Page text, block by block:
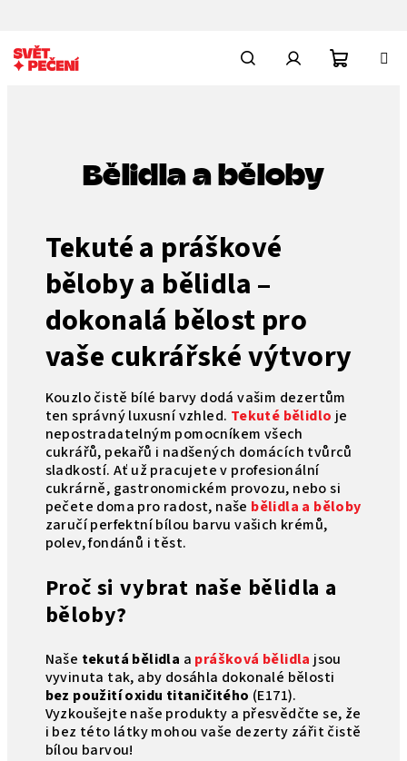
na
obsah
Bělidla a běloby
Tekuté a práškové
běloby a bělidla –
dokonalá bělost pro
vaše cukrářské výtvory
Kouzlo čistě bílé barvy dodá vašim dezertům
ten správný luxusní vzhled. Tekuté bělidlo je
nepostradatelným pomocníkem všech
cukrářů, pekařů i nadšených domácích tvůrců
sladkostí. Ať už pracujete v profesionální
cukrárně, gastronomickém provozu, nebo si
pečete doma pro radost, naše bělidla a běloby
zaručí perfektní bílou barvu vašich krémů,
polev, fondánů i těst.
Proč si vybrat naše bělidla a
běloby?
Naše tekutá bělidla a prášková bělidla jsou
vyvinuta tak, aby dosáhla dokonalé bělosti
bez použití oxidu titaničitého (E171).
Vyzkoušejte naše produkty a přesvědčte se, že
i bez této látky mohou vaše dezerty zářit čistě
bílou barvou!